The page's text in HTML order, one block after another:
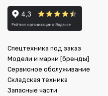
Спецтехника под заказ
Модели и марки [бренды]
Сервисное обслуживание
Складская техника
Запасные части